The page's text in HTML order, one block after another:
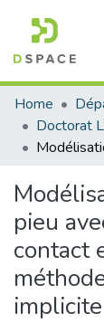
Communities
All of DSpace
Statistics
Home
Doctorat
pieu
contact
implicite